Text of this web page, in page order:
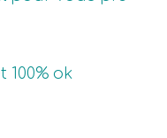
ok